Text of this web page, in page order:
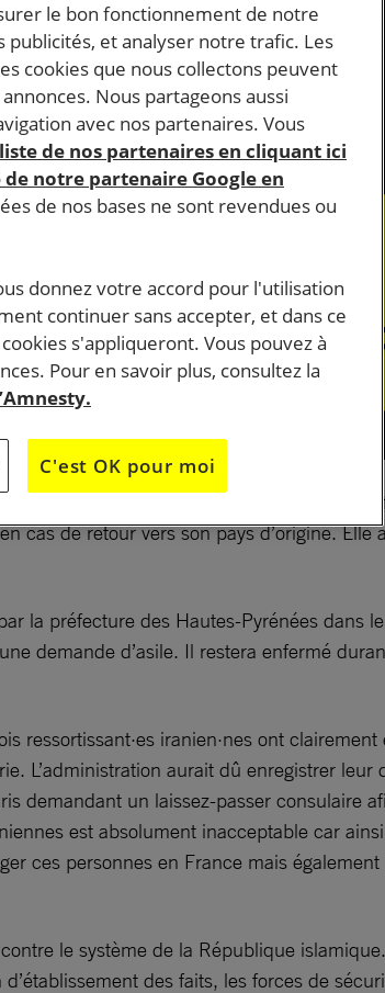
par la préfecture de l’Aude et a été
cas de retour vers son pays d’origine.
la préfecture des Hautes-Pyrénées dans
demande d’asile. Il restera enfermé
ressortissant·es iranien·nes ont
L’administration aurait dû enregistrer leur
demandant un laissez-passer consulaire
est absolument inacceptable car
ces personnes en France mais
le système de la République
des faits, les forces de
le bon fonctionnement de notre
et analyser notre trafic. Les
cookies que nous collectons peuvent
Nous partageons aussi
avec nos partenaires. Vous
liste de nos partenaires en cliquant ici
notre partenaire Google en
de nos bases ne sont revendues ou
donnez votre accord pour l'utilisation
continuer sans accepter, et dans ce
s'appliqueront. Vous pouvez à
Pour en savoir plus, consultez la
C'est OK pour moi